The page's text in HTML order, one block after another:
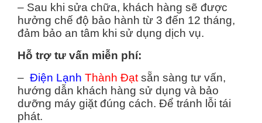
– Sau khi sửa chữa, khách hàng sẽ được
hưởng chế độ bảo hành từ 3 đến 12 tháng,
đảm bảo an tâm khi sử dụng dịch vụ.
Hỗ trợ tư vấn miễn phí:
– Điện Lạnh Thành Đạt sẵn sàng tư vấn,
hướng dẫn khách hàng sử dụng và bảo
dưỡng máy giặt đúng cách. Để tránh lỗi tái
phát.